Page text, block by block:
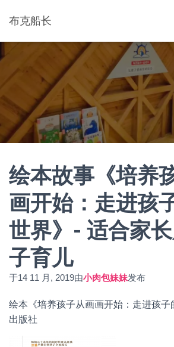
布克船长
绘本故事《培养
画开始：走进孩
世界》- 适合家
子育儿
于14 11 月, 2019由小肉包妹妹发布
绘本《培养孩子从画画开始：走进孩子
出版社